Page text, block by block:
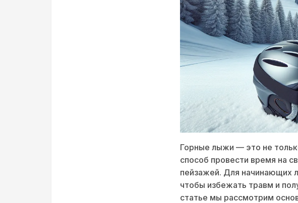
Горные лыжи — это не
способ провести время на
пейзажей. Для начинающих
чтобы избежать травм и
статье мы рассмотрим